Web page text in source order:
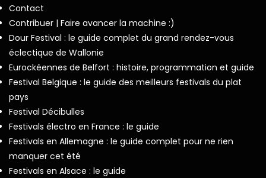
Contact
Contribuer | Faire avancer la machine :)
Dour Festival : le guide complet du grand rendez-vous
éclectique de Wallonie
Eurockéennes de Belfort : histoire, programmation et guide
Festival Belgique : le guide des meilleurs festivals du plat
pays
Festival Décibulles
Festivals électro en France : le guide
Festivals en Allemagne : le guide complet pour ne rien
manquer cet été
Festivals en Alsace : le guide